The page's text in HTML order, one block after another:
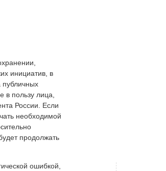
инициатив, в
в пользу лица,
России. Если
необходимой
продолжать
ошибкой,